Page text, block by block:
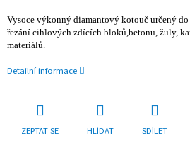
Vysoce výkonný diamantový kotouč určený
řezání cihlových zdících bloků,betonu, žuly,
materiálů.
Detailní informace
ZEPTAT SE HLÍDAT SDÍLET